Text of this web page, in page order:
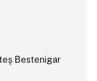
Bestenigar